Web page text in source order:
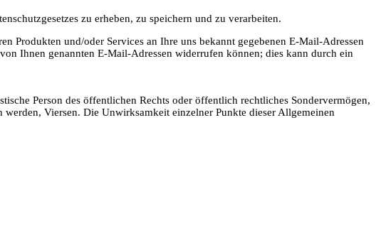
zu erheben, zu speichern und zu verarbeiten.
Produkten und/oder Services an Ihre uns bekannt gegebenen E-Mail-Adressen
Ihnen genannten E-Mail-Adressen widerrufen können; dies kann durch ein
Person des öffentlichen Rechts oder öffentlich rechtliches Sondervermögen,
Viersen. Die Unwirksamkeit einzelner Punkte dieser Allgemeinen